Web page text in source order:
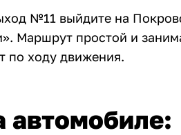
№11 выйдите на
Маршрут простой и
по ходу движения.
автомобиле: